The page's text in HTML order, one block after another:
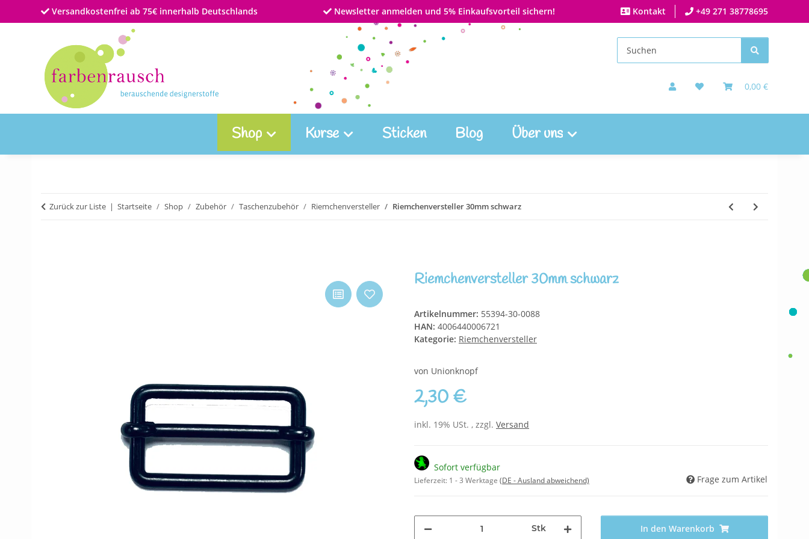
Versandkostenfrei ab 75€ innerhalb Deutschlands Newsletter anmelden und 5% Einkaufsvorteil sichern! Kontakt +49 271 38778695
0,00 €
Shop Kurse Sticken Blog Über uns
Zurück zur Liste Startseite Shop Zubehör Taschenzubehör Riemchenversteller Riemchenversteller 30mm schwarz
Riemchenversteller 30mm schwarz
Artikelnummer: 55394-30-0088
HAN: 4006440006721
Kategorie: Riemchenversteller
von Unionknopf
2,30 €
inkl. 19% USt. , zzgl. Versand
Sofort verfügbar
Lieferzeit: 1 - 3 Werktage (DE - Ausland abweichend) Frage zum Artikel
Stk In den Warenkorb